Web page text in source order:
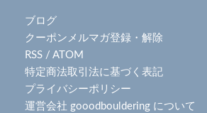
ブログ
クーポンメルマガ登録・解除
RSS / ATOM
特定商法取引法に基づく表記
プライバシーポリシー
運営会社 gooodbouldering について